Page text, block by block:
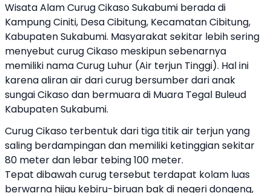
Wisata Alam Curug Cikaso Sukabumi berada di
Kampung Ciniti, Desa Cibitung, Kecamatan Cibitung,
Kabupaten Sukabumi. Masyarakat sekitar lebih sering
menyebut curug Cikaso meskipun sebenarnya
memiliki nama Curug Luhur (Air terjun Tinggi). Hal ini
karena aliran air dari curug bersumber dari anak
sungai Cikaso dan bermuara di Muara Tegal Buleud
Kabupaten Sukabumi.
Curug Cikaso terbentuk dari tiga titik air terjun yang
saling berdampingan dan memiliki ketinggian sekitar
80 meter dan lebar tebing 100 meter.
Tepat dibawah curug tersebut terdapat kolam luas
berwarna hijau kebiru-biruan bak di negeri dongeng,